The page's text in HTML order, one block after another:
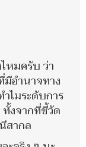
หมครับ ว่า
มีอำนาจทาง
ไมระดับการ
ทั้งจากที่ชี้วัด
สากล